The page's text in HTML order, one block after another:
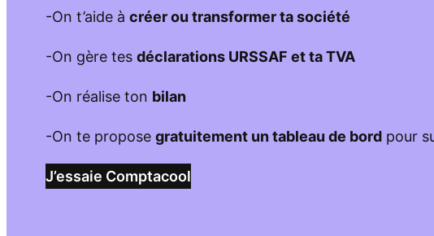
-On t’aide à créer ou transformer ta société
-On gère tes déclarations URSSAF et ta TVA
-On réalise ton bilan
-On te propose gratuitement un tableau de bord pour
J’essaie Comptacool